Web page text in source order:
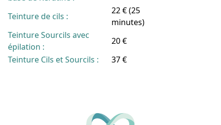
Teinture de cils :
22 € (25
minutes)
Teinture Sourcils avec
épilation :
20 €
Teinture Cils et Sourcils :
37 €